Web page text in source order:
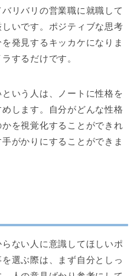
リバリの営業職に就職して
いです。ポジティブな思考
発見するキッカケになりま
するだけです。
いう人は、ノートに性格を
します。自分がどんな性格
を視覚化することができれ
がかりにすることができま
ない人に意識してほしいポ
選ぶ際は、まず自分としっ